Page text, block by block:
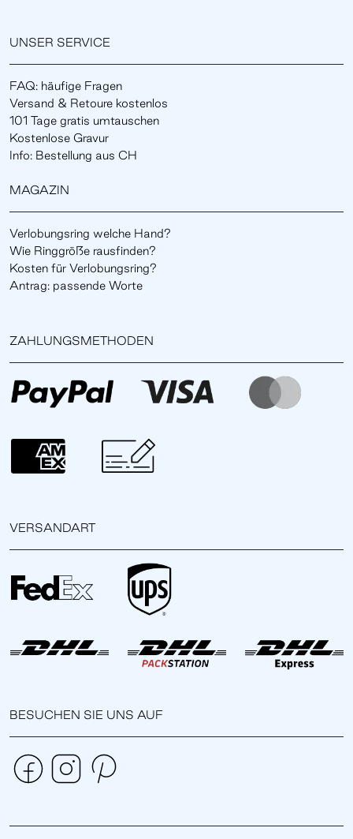
UNSER SERVICE
FAQ: häufige Fragen
Versand & Retoure kostenlos
101 Tage gratis umtauschen
Kostenlose Gravur
Info: Bestellung aus CH
MAGAZIN
Verlobungsring welche Hand?
Wie Ringgröße rausfinden?
Kosten für Verlobungsring?
Antrag: passende Worte
ZAHLUNGSMETHODEN
VERSANDART
BESUCHEN SIE UNS AUF